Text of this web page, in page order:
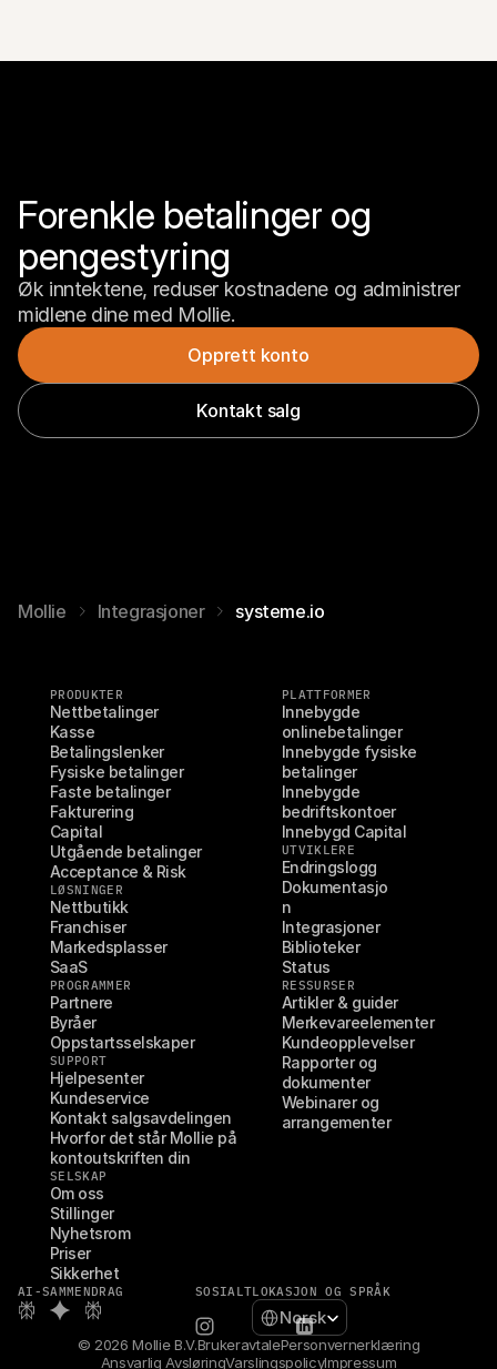
Forenkle betalinger og
pengestyring
Øk inntektene, reduser kostnadene og administrer
midlene dine med Mollie.
Opprett konto
Kontakt salg
Mollie Integrasjoner systeme.io
PRODUKTER
Nettbetalinger
Kasse
Betalingslenker
Fysiske betalinger
Faste betalinger
Fakturering
Capital
Utgående betalinger
Acceptance & Risk
LØSNINGER
Nettbutikk
Franchiser
Markedsplasser
SaaS
PROGRAMMER
Partnere
Byråer
Oppstartsselskaper
SUPPORT
Hjelpesenter
Kundeservice
Kontakt salgsavdelingen
Hvorfor det står Mollie på
kontoutskriften din
SELSKAP
Om oss
Stillinger
Nyhetsrom
Priser
Sikkerhet
PLATTFORMER
Innebygde
onlinebetalinger
Innebygde fysiske
betalinger
Innebygde
bedriftskontoer
Innebygd Capital
UTVIKLERE
Endringslogg
Dokumentasjo
n
Integrasjoner
Biblioteker
Status
RESSURSER
Artikler & guider
Merkevareelementer
Kundeopplevelser
Rapporter og
dokumenter
Webinarer og
arrangementer
AI-SAMMENDRAG SOSIALTLOKASJON OG SPRÅK
Select Language
Norsk
© 2026 Mollie B.V.BrukeravtalePersonvernerklæring
Ansvarlig AvsløringVarslingspolicyImpressum